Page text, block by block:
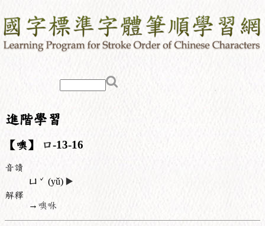
進階學習
【噢】 口-13-16
音讀
ㄩ ˇ (yǔ) ▶️
解釋
→ 噢咻